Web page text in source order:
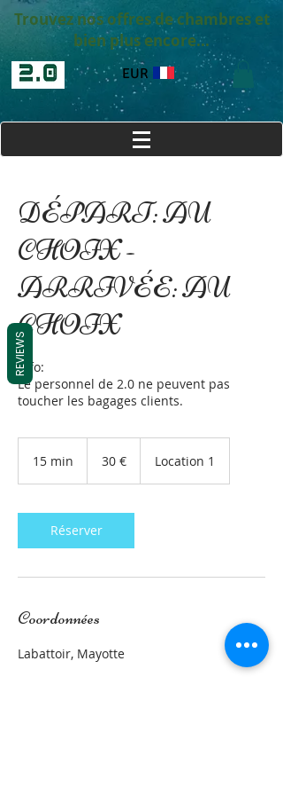
Trouvez nos offres de chambres et
bien plus encore...
EUR
DÉPART: AU
CHOIX -
ARRIVÉE: AU
CHOIX
Info:
Le personnel de 2.0 ne peuvent pas
toucher les bagages clients.
15 min
i
n
30 € Location 1
Réserver
Coordonnées
Labattoir, Mayotte
REVIEWS